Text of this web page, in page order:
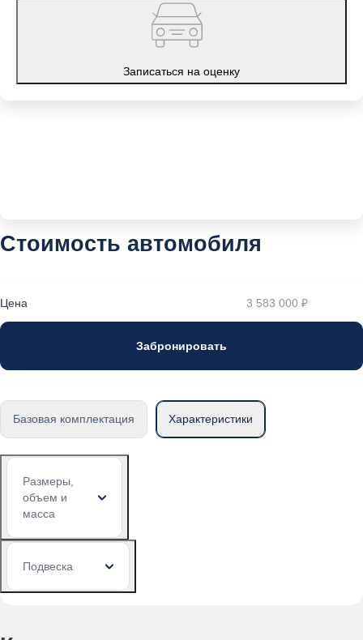
Записаться на оценку
Стоимость автомобиля
Цена 3 583 000 ₽
Забронировать
Базовая комплектация Характеристики
Размеры,
объем и
масса
Подвеска